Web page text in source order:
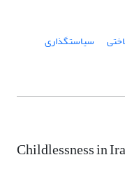
سیاستگذاری
Childlessness in